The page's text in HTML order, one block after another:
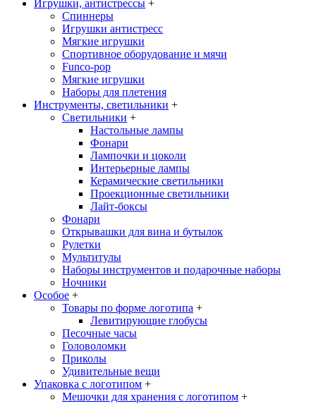
Игрушки, антистрессы +
Спиннеры
Игрушки антистресс
Мягкие игрушки
Спортивное оборудование и мячи
Funco-pop
Мягкие игрушки
Наборы для плетения
Инструменты, светильники +
Светильники +
Настольные лампы
Фонари
Лампочки и цоколи
Интерьерные лампы
Керамические светильники
Проекционные светильники
Лайт-боксы
Фонари
Открывашки для вина и бутылок
Рулетки
Мультитулы
Наборы инструментов и подарочные наборы
Ночники
Особое +
Товары по форме логотипа +
Левитирующие глобусы
Песочные часы
Головоломки
Приколы
Удивительные вещи
Упаковка с логотипом +
Мешочки для хранения с логотипом +